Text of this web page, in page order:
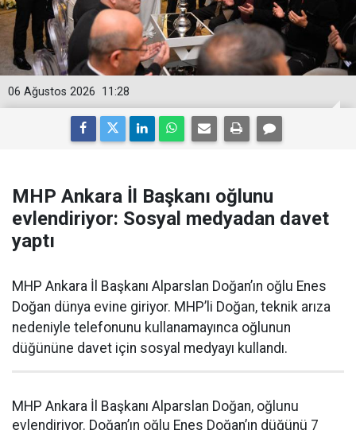
11:28
06 Ağustos 2026
MHP Ankara İl Başkanı oğlunu
evlendiriyor: Sosyal medyadan davet
yaptı
MHP Ankara İl Başkanı Alparslan Doğan’ın oğlu Enes
Doğan dünya evine giriyor. MHP’li Doğan, teknik arıza
nedeniyle telefonunu kullanamayınca oğlunun
düğününe davet için sosyal medyayı kullandı.
MHP Ankara İl Başkanı Alparslan Doğan, oğlunu
evlendiriyor. Doğan’ın oğlu Enes Doğan’ın düğünü 7